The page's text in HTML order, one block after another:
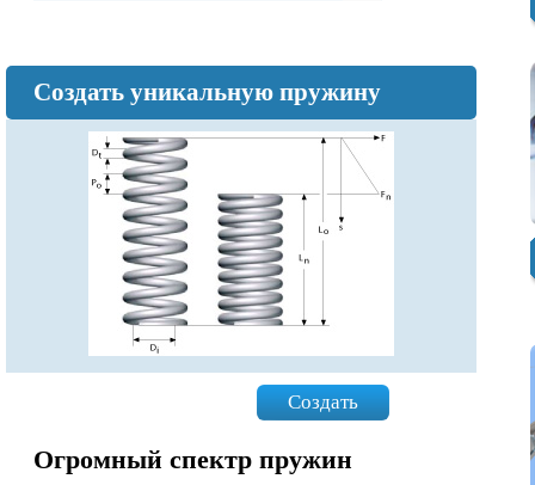
Создать уникальную пружину
Создать
Огромный спектр пружин